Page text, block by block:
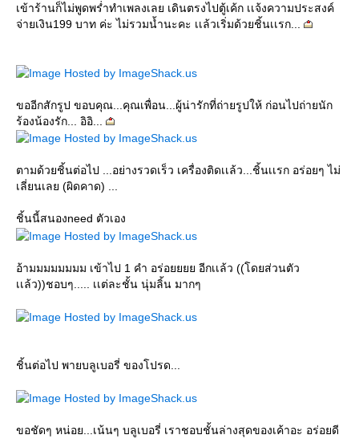
เข้าร้านก็ไม่พูดพร่ำทำเพลงเลย เดินตรงไปตู้เค้ก เเจ้งความประสงค์
จ่ายเงิน199 บาท ค่ะ ไม่รวมน้ำนะคะ เเล้วเริ่มด้วยชิ้นเเรก...
ขออีกสักรูป ขอบคุณ...คุณเพื่อน...ผู้น่ารักที่ถ่ายรูปให้ ก่อนไปถ่ายนัก
ร้องน้องรัก... อิอิ...
ตามด้วยชิ้นต่อไป ...อย่างรวดเร็ว เครื่องติดเเล้ว...ชิ้นเเรก อร่อยๆ ไม่
เลี่ยนเลย (ผิดคาด) ...
ชิ้นนี้สนองneed ตัวเอง
อ้ามมมมมมมม เข้าไป 1 คำ อร่อยยยย อีกเเล้ว ((โดยส่วนตัว
เเล้ว))ชอบๆ..... เเต่ละชั้น นุ่มลิ้น มากๆ
ชิ้นต่อไป พายบลูเบอรี่ ของโปรด...
ขอชัดๆ หน่อย...เน้นๆ บลูเบอรี่ เราชอบชั้นล่างสุดของเค้าอะ อร่อยดี